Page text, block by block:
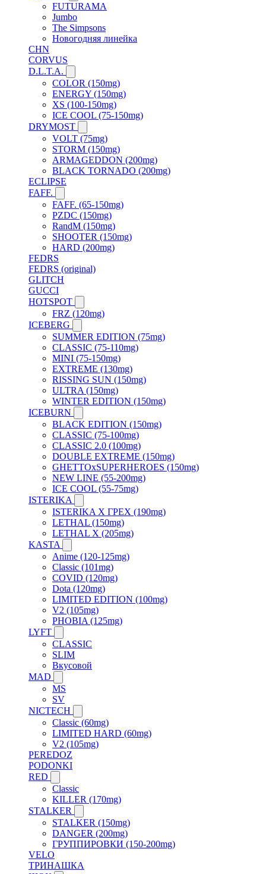
FUTURAMA
Jumbo
The Simpsons
Новогодняя линейка
CHN
CORVUS
D.L.T.A.
COLOR (150mg)
ENERGY (150mg)
XS (100-150mg)
ICE COOL (75-150mg)
DRYMOST
VOLT (75mg)
STORM (150mg)
ARMAGEDDON (200mg)
BLACK TORNADO (200mg)
ECLIPSE
FAFF.
FAFF. (65-150mg)
PZDC (150mg)
RandM (150mg)
SHOOTER (150mg)
HARD (200mg)
FEDRS
FEDRS (original)
GLITCH
GUCCI
HOTSPOT
FRZ (120mg)
ICEBERG
SUMMER EDITION (75mg)
CLASSIC (75-110mg)
MINI (75-150mg)
EXTREME (130mg)
RISSING SUN (150mg)
ULTRA (150mg)
WINTER EDITION (150mg)
ICEBURN
BLACK EDITION (150mg)
CLASSIC (75-100mg)
CLASSIC 2.0 (100mg)
DOUBLE EXTREME (150mg)
GHETTOxSUPERHEROES (150mg)
NEW LINE (55-200mg)
ICE COOL (55-75mg)
ISTERIKA
ISTERIKA X ГРЕХ (190mg)
LETHAL (150mg)
LETHAL X (205mg)
KASTA
Anime (120-125mg)
Classic (101mg)
COVID (120mg)
Dota (120mg)
LIMITED EDITION (100mg)
V2 (105mg)
PHOBIA (125mg)
LYFT
CLASSIC
SLIM
Вкусовой
MAD
MS
SV
NICTECH
Classic (60mg)
LIMITED HARD (60mg)
V2 (105mg)
PEREDOZ
PODONKI
RED
Classic
KILLER (170mg)
STALKER
STALKER (150mg)
DANGER (200mg)
ГРУППИРОВКИ (150-200mg)
VELO
ТРИНАШКА